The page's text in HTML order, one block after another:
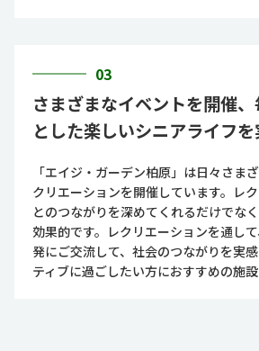
03
さまざまなイベントを開催
とした楽しいシニアライフを
「エイジ・ガーデン柏原」は日々さま
クリエーションを開催しています。レ
とのつながりを深めてくれるだけでな
効果的です。レクリエーションを通し
発にご交流して、社会のつながりを実
ティブに過ごしたい方におすすめの施設